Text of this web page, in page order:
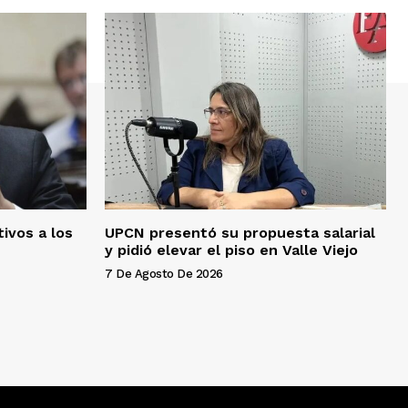
a los
UPCN presentó su propuesta salarial
y pidió elevar el piso en Valle Viejo
7 De Agosto De 2026